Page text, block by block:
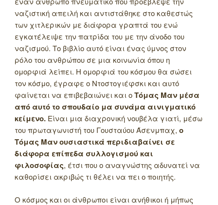
ναζιστική απειλή και αντιστάθηκε στο καθεστώς
των χιτλερικών με διάφορα γραπτά του ενώ
εγκατέλειψε την πατρίδα του με την άνοδο του
ναζισμού. Το βιβλίο αυτό είναι ένας ύμνος στον
ρόλο του ανθρώπου σε μια κοινωνία όπου η
ομορφιά λείπει. Η ομορφιά του κόσμου θα σώσει
τον κόσμο, έγραφε ο Ντοστογιέφσκι και αυτό
φαίνεται να επιβεβαιώνει και οΤόμας Μαν μέσα
από αυτό το σπουδαίο μα συνάμα αινιγματικό
κείμενο. Είναι μια διαχρονική νουβέλα γιατί, μέσω
του πρωταγωνιστή του Γουσταύου Άσενμπαχ, ο
Τόμας Μαν ουσιαστικά περιδιαβαίνει σε
διάφορα επίπεδα συλλογισμού και
φιλοσοφίας, έτσι που ο αναγνώστης αδυνατεί να
καθορίσει ακριβώς τι θέλει να πει ο ποιητής.
Ο κόσμος και οι άνθρωποι είναι ανήθικοι ή μήπως